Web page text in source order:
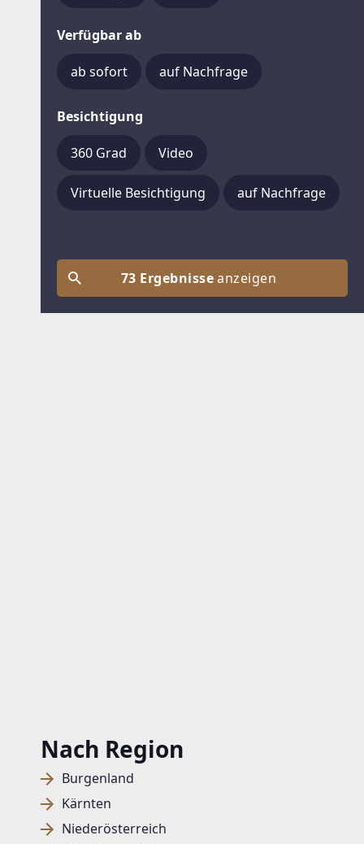
Verfügbar ab
ab sofort auf Nachfrage
Besichtigung
360 Grad Video
Virtuelle Besichtigung auf Nachfrage
73 Ergebnisseanzeigen
Nach Region
Burgenland
Kärnten
Niederösterreich